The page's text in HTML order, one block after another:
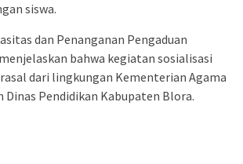
siswa.
dan Penanganan Pengaduan
bahwa kegiatan sosialisasi
dari lingkungan Kementerian Agama
Pendidikan Kabupaten Blora.